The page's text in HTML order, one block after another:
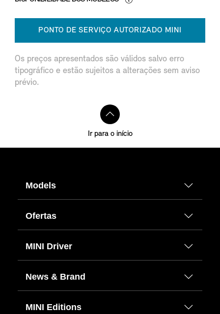
PONTO DE SERVIÇO AUTORIZADO MINI
Os preços apresentados são válidos salvo erro
tipográfico e estão sujeitos a alterações sem aviso
prévio.
Ir para o início
Models
Ofertas
MINI Driver
News & Brand
MINI Editions